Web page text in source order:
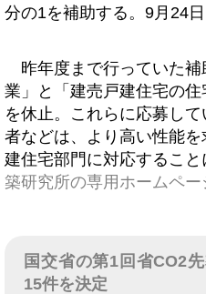
分の1を補助する。9月24
昨年度まで行っていた
業」と「建売戸建住宅の
を休止。これらに応募し
者などは、より高い性能
建住宅部門に対応すること
築研究所の専用ホームペー
国交省の第1回省CO2
15件を決定